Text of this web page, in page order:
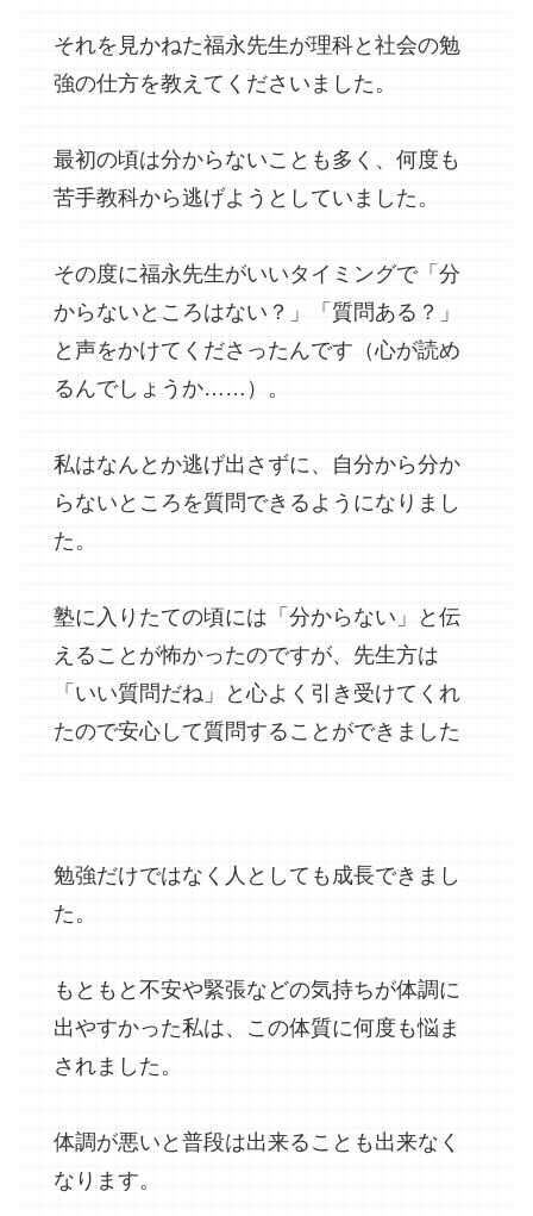
それを見かねた福永先生が理科と社会の勉
強の仕方を教えてくださいました。
最初の頃は分からないことも多く、何度も
苦手教科から逃げようとしていました。
その度に福永先生がいいタイミングで「分
からないところはない？」「質問ある？」
と声をかけてくださったんです（心が読め
るんでしょうか……）。
私はなんとか逃げ出さずに、自分から分か
らないところを質問できるようになりまし
た。
塾に入りたての頃には「分からない」と伝
えることが怖かったのですが、先生方は
「いい質問だね」と心よく引き受けてくれ
たので安心して質問することができました
勉強だけではなく人としても成長できまし
た。
もともと不安や緊張などの気持ちが体調に
出やすかった私は、この体質に何度も悩ま
されました。
体調が悪いと普段は出来ることも出来なく
なります。